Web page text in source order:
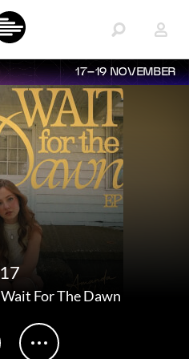
17–19 NOVEMBER
17
Wait For The Dawn